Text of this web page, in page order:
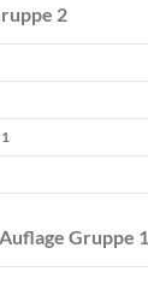
2
Gruppe 1